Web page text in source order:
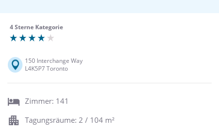
4 Sterne Kategorie
150 Interchange Way
L4K5P7 Toronto
Zimmer: 141
Tagungsräume: 2 / 104 m²